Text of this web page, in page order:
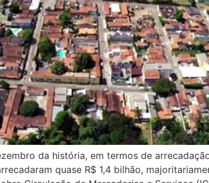
da história, em termos de
quase R$ 1,4 bilhão,